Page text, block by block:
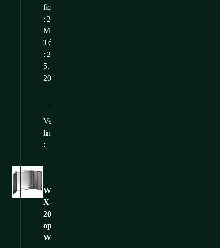
fichier
: 2,07
MB
Téléchargé
: 21.
5.
2025
Versions
linguistiques
:
WME-
X-
201003-
opened-
WEB
Images